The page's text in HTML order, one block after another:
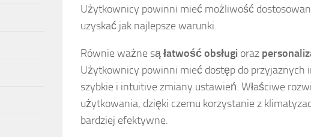
Użytkownicy powinni mieć możliwość
uzyskać jak najlepsze warunki.
Równie ważne sąłatwość obsługi oraz
Użytkownicy powinni mieć dostęp do
szybkie i intuitive zmiany ustawień. Właściwe
użytkowania, dzięki czemu korzystanie z
bardziej efektywne.